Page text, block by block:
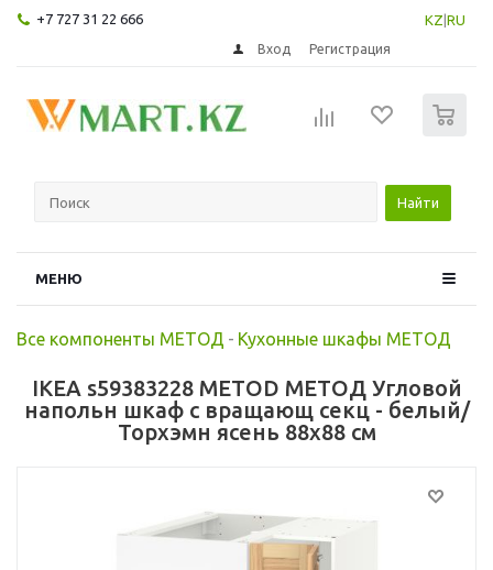
+7 727 31 22 666 KZ RU
Вход Регистрация
Найти
МЕНЮ
Все компоненты МЕТОД - Кухонные шкафы МЕТОД
IKEA s59383228 METOD МЕТОД Угловой
напольн шкаф с вращающ секц - белый/
Торхэмн ясень 88x88 см